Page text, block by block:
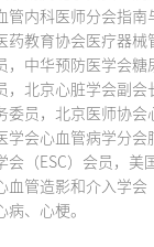
管内科医师分会指
药教育协会医疗器
，中华预防医学会
，北京心脏学会副
委员，北京医师协
学会心血管病学分
会（ESC）会员，美
血管造影和介入学会
、心梗。